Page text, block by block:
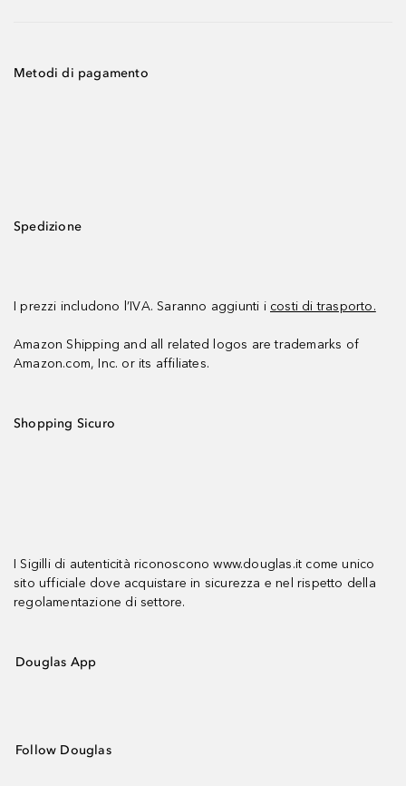
Metodi di pagamento
Spedizione
I prezzi includono l’IVA. Saranno aggiunti i costi di trasporto.
Amazon Shipping and all related logos are trademarks of
Amazon.com, Inc. or its affiliates.
Shopping Sicuro
I Sigilli di autenticità riconoscono www.douglas.it come unico
sito ufficiale dove acquistare in sicurezza e nel rispetto della
regolamentazione di settore.
Douglas App
Follow Douglas